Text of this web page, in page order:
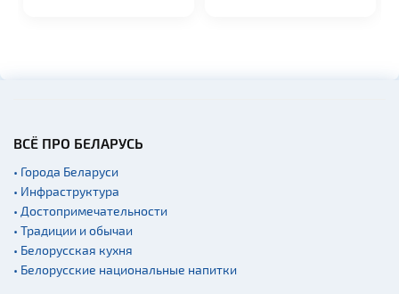
ВСЁ ПРО БЕЛАРУСЬ
• Города Беларуси
• Инфраструктура
• Достопримечательности
• Традиции и обычаи
• Белорусская кухня
• Белорусские национальные напитки